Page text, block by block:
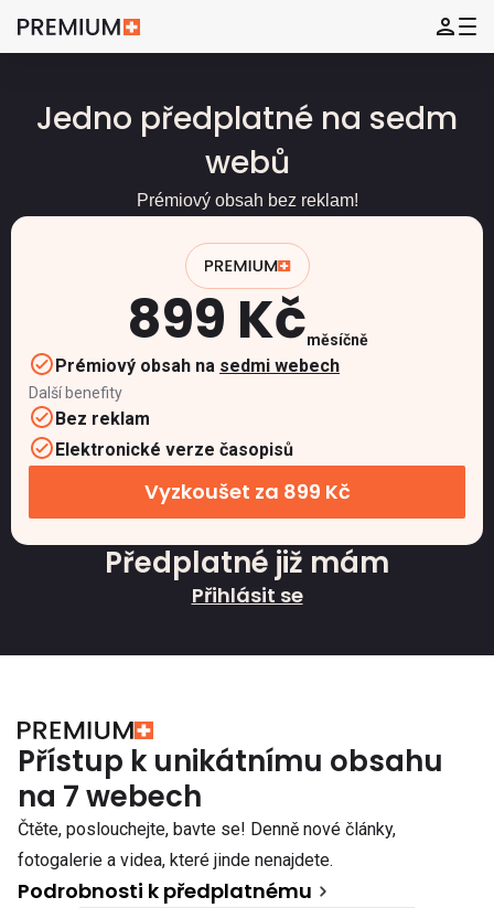
Jedno předplatné na sedm
webů
Prémiový obsah bez reklam!
899 Kčměsíčně
Prémiový obsah na sedmi webech
Další benefity
Bez reklam
Elektronické verze časopisů
Vyzkoušet za 899 Kč
Předplatné již mám
Přihlásit se
Přístup k unikátnímu obsahu
na 7 webech
Čtěte, poslouchejte, bavte se! Denně nové články,
fotogalerie a videa, které jinde nenajdete.
Podrobnosti k předplatnému